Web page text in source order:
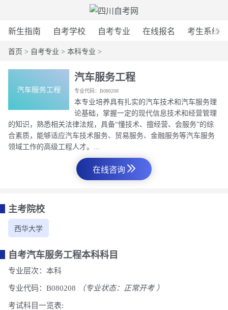
新生指南 自考学校 自考专业 在线报名 考生系统
首页 > 自考专业 > 本科专业 >
汽车服务工程
专业代码：B080208
本专业培养具有扎实的汽车技术和汽车服务理
论基础，掌握一定的现代信息技术和经营管理
的知识，熟悉相关法律法规，具备“懂技术、擅经营、会服务”的综
合素质，能够适应汽车技术服务、贸易服务、金融服务等汽车服务
领域工作的高级工程人才。...
在线咨询
主考院校
西华大学
自考汽车服务工程本科科目
专业层次：本科
专业代码：B080208 （专业状态：正常开考 ）
考试科目一览表: